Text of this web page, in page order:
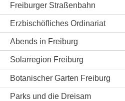
Freiburger Straßenbahn
Erzbischöfliches Ordinariat
Abends in Freiburg
Solarregion Freiburg
Botanischer Garten Freiburg
Parks und die Dreisam